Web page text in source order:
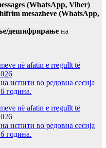
(WhatsApp, Viber)
mesazheve (WhatsApp,
дешифрирање на
në afatin e rregullt të
во редовна сесија
година.
në afatin e rregullt të
во редовна сесија
година.